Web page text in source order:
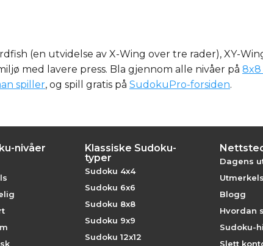
(en utvidelse av X-Wing over tre rader), XY-
med lavere press. Bla gjennom alle nivåer på
spiller, og spill gratis på SudokuPro-forsiden.
nivåer
Klassiske Sudoku-
typer
Sudoku 4x4
Sudoku 6x6
Sudoku 8x8
Sudoku 9x9
Sudoku 12x12
Dagens
Blogg
Hvordan
Sudoku-
Slett